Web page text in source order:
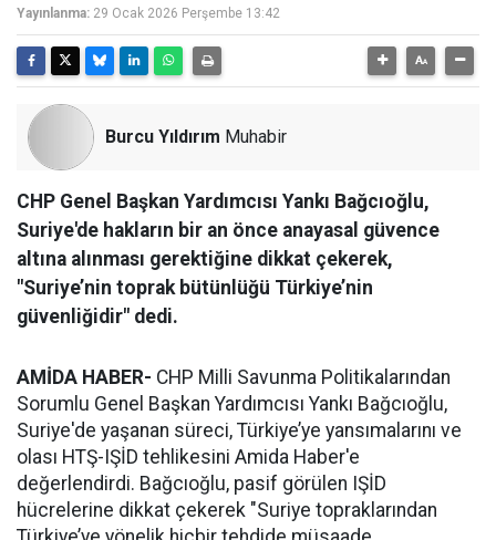
Yayınlanma: 29 Ocak 2026 Perşembe 13:42
Burcu Yıldırım Muhabir
CHP Genel Başkan Yardımcısı Yankı Bağcıoğlu,
Suriye'de hakların bir an önce anayasal güvence
altına alınması gerektiğine dikkat çekerek,
"Suriye’nin toprak bütünlüğü Türkiye’nin
güvenliğidir" dedi.
AMİDA HABER- CHP Milli Savunma Politikalarından
Sorumlu Genel Başkan Yardımcısı Yankı Bağcıoğlu,
Suriye'de yaşanan süreci, Türkiye’ye yansımalarını ve
olası HTŞ-IŞİD tehlikesini Amida Haber'e
değerlendirdi. Bağcıoğlu, pasif görülen IŞİD
hücrelerine dikkat çekerek "Suriye topraklarından